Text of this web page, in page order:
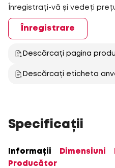
Înregistrați-vă și vedeți
Înregistrare
Descărcați pagina
Descărcați eticheta
Specificații
Informații Dimensiuni
Producător